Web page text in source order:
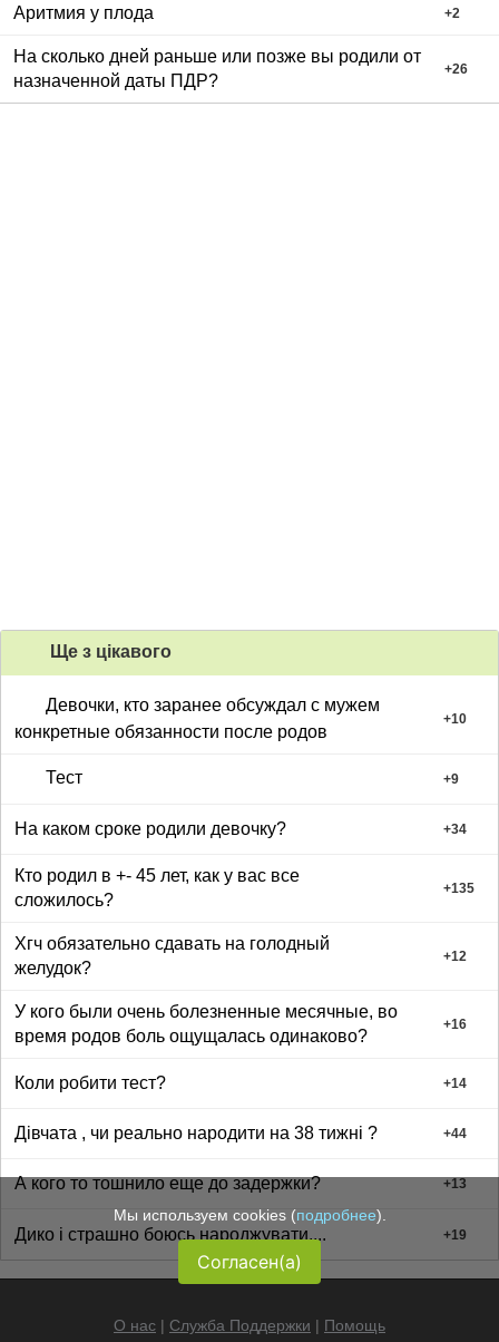
Аритмия у плода +2
На сколько дней раньше или позже вы родили от
назначенной даты ПДР?
+26
Ще з цiкавого
Девочки, кто заранее обсуждал с мужем
конкретные обязанности после родов
+10
Тест +9
На каком сроке родили девочку? +34
Кто родил в +- 45 лет, как у вас все
сложилось?
+135
Хгч обязательно сдавать на голодный
желудок?
+12
У кого были очень болезненные месячные, во
время родов боль ощущалась одинаково?
+16
Коли робити тест? +14
Дівчата , чи реально народити на 38 тижні ? +44
А кого то тошнило еще до задержки? +13
Дико і страшно боюсь народжувати.... +19
О нас | Служба Поддержки | Помощь
Мы используем cookies (подробнее).
Согласен(а)